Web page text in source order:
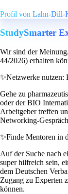
Profil von Lahn-Dill-
StudySmarter
Wir sind der
44/2026) erhalten
✨Netzwerke nutzen:
Gehe zu
oder der BIO
Arbeitgeber treffen
Networking-
✨Finde Mentoren in
Auf der Suche nach
super hilfreich sein,
dem Deutschen
Zugang zu Experten
können.